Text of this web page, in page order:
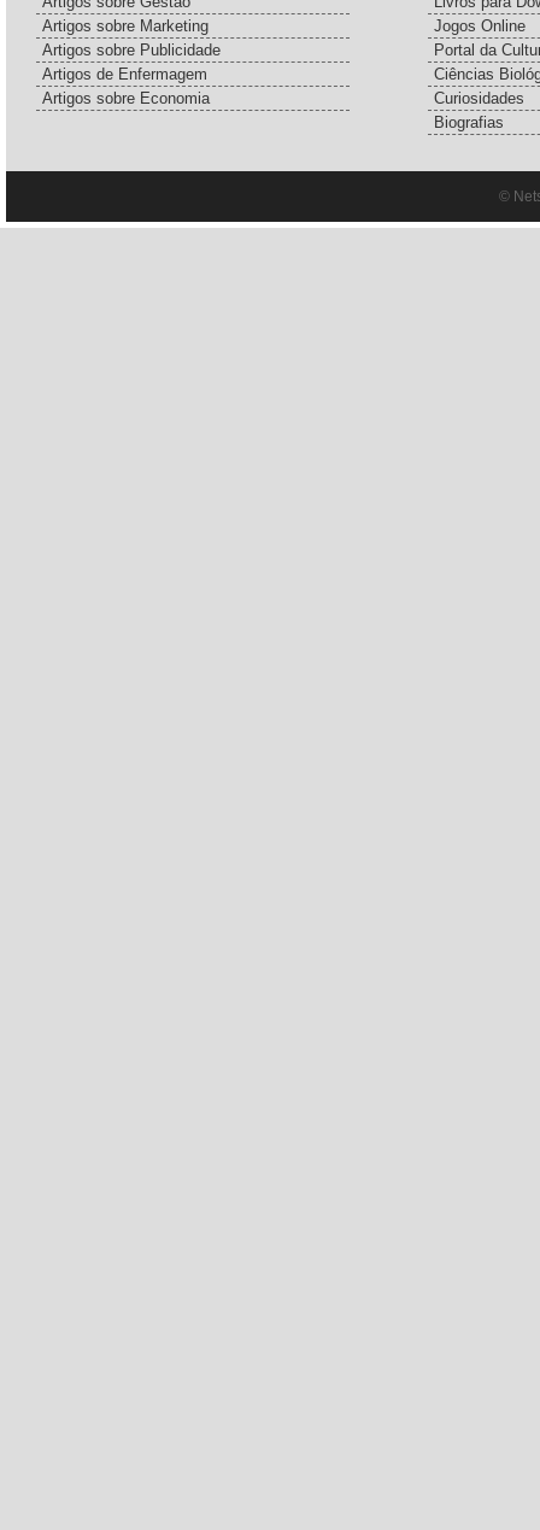
Artigos sobre Marketing
Artigos sobre Publicidade
Artigos de Enfermagem
Artigos sobre Economia
Jogos Online
Portal da
Ciências
Curiosidades
Biografias
©